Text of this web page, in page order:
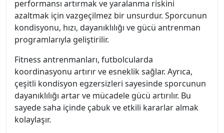
performansı artırmak ve yaralanma riskini
azaltmak için vazgeçilmez bir unsurdur. Sporcunun
kondisyonu, hızı, dayanıklılığı ve gücü antrenman
programlarıyla geliştirilir.
Fitness antrenmanları, futbolcularda
koordinasyonu artırır ve esneklik sağlar. Ayrıca,
çeşitli kondisyon egzersizleri sayesinde sporcunun
dayanıklılığı artar ve mücadele gücü artırılır. Bu
sayede saha içinde çabuk ve etkili kararlar almak
kolaylaşır.